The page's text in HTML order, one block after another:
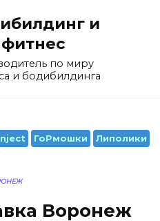
и
фитнес
по миру
и бодибилдинга
ГоРмошки Липолики
Воронеж